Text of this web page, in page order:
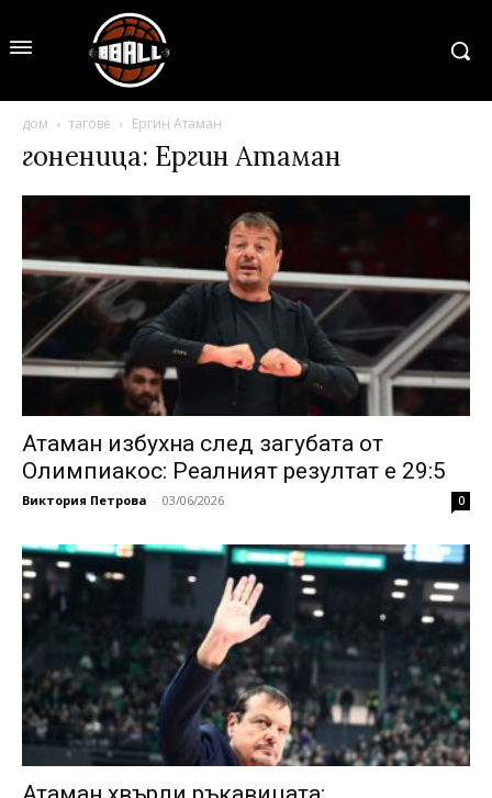
дом тагове Ергин Атаман
гоненица: Ергин Атаман
Атаман избухна след загубата от
Олимпиакос: Реалният резултат е 29:5
Виктория Петрова - 03/06/2026 0